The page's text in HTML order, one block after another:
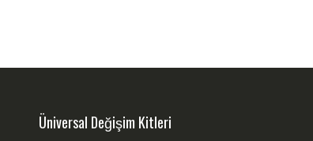
Üniversal Değişim Kitleri